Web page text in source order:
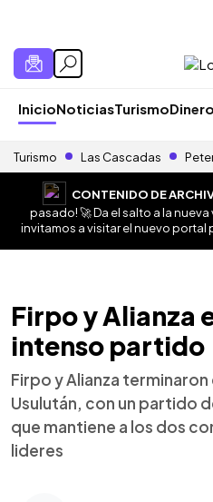
InicioNoticiasTurismo
Turismo Las Cascadas
CONTENIDO DE
pasado! 🚀 Da el salto a la
invitamos a visitar el nuevo
Firpo y Alianza
intenso partido
Firpo y Alianza
Usulután, con un partido
que mantiene a los dos
lideres